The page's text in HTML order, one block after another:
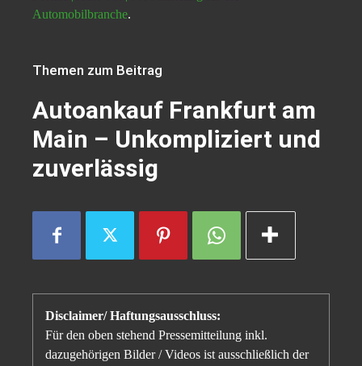
Automobilbranche.
Themen zum Beitrag
Autoankauf Frankfurt am
Main – Unkompliziert und
zuverlässig
Disclaimer/ Haftungsausschluss:
Für den oben stehend Pressemitteilung inkl.
dazugehörigen Bilder / Videos ist ausschließlich der